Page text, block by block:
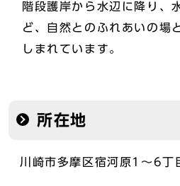
階段護岸から水辺に降り、
ど、自然とのふれあいの場
しまれています。
所在地
川崎市多摩区宿河原1～6丁